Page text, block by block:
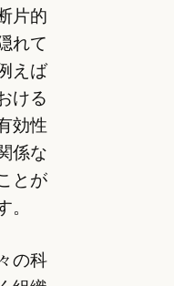
片的
れて
えば
ける
効性
係な
とが
の科